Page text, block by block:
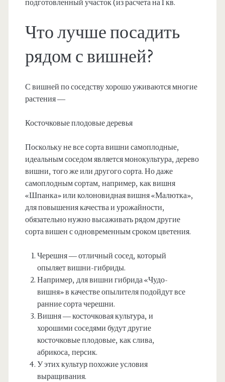
подготовленный участок (из расчета на 1 кв.
Что лучше посадить
рядом с вишней?
С вишней по соседству хорошо уживаются многие
растения —
Косточковые плодовые деревья
Поскольку не все сорта вишни самоплодные,
идеальным соседом является монокультура, дерево
вишни, того же или другого сорта. Но даже
самоплодным сортам, например, как вишня
«Шпанка» или колоновидная вишня «Малютка»,
для повышения качества и урожайности,
обязательно нужно высаживать рядом другие
сорта вишен с одновременным сроком цветения.
Черешня — отличный сосед, который
опыляет вишни-гибриды.
Например, для вишни гибрида «Чудо-
вишня» в качестве опылителя подойдут все
ранние сорта черешни.
Вишня — косточковая культура, и
хорошими соседями будут другие
косточковые плодовые, как слива,
абрикоса, персик.
У этих культур похожие условия
выращивания.